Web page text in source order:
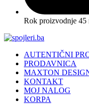
Rok proizvodnje 45
AUTENTIČNI
PRODAVNICA
MAXTON
KONTAKT
MOJ NALOG
KORPA